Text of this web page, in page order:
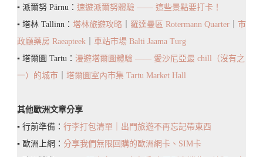
▪️ 派爾努 Pärnu： 速遊派爾努體驗 —— 這些景點要打卡！
▪️ 塔林 Tallinn： 塔林旅遊攻略 羅達曼區 Rotermann Quarter
市
政廳藥房 Raeapteek
車站市場 Balti Jaama Turg
▪️ 塔爾圖 Tartu： 漫遊塔爾圖體驗 —— 愛沙尼亞最 chill（沒有之
一）的城市
塔爾圖室內市集 Tartu Market Hall
其他歐洲文章分享
▪️ 行前準備： 行李打包清單｜出門旅遊不再忘記帶東西
▪️ 歐洲上網： 分享我們無限回購的歐洲網卡、SIM卡